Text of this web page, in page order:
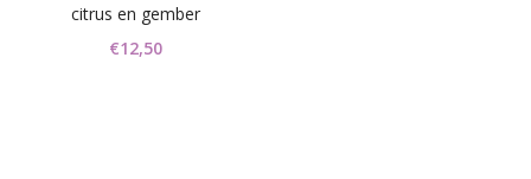
citrus en gember
€12,50